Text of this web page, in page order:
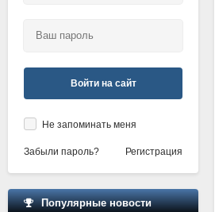
Войти на сайт
Не запоминать меня
Забыли пароль? Регистрация
Популярные новости